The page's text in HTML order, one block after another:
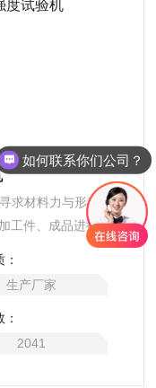
求材料力与形变关系
工件、成品进行拉
撕裂等多项力学实验
生产厂家
2041
如何联系你们公司？
现在有优惠活动么？